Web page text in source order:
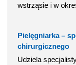
wstrząsie i w
Pielęgniarka –
chirurgicznego
Udziela